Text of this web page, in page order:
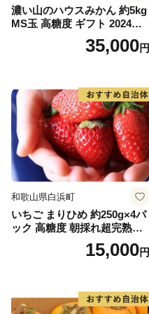
濃い山のハウスみかん 約5kg
MS玉 高糖度 ギフト 2024年7
35,000円
和歌山県白浜町
いちご まりひめ 約250g×4パ
ック 高糖度 朝採れ超完熟ま
りひめ 1月以降発送分
15,000円